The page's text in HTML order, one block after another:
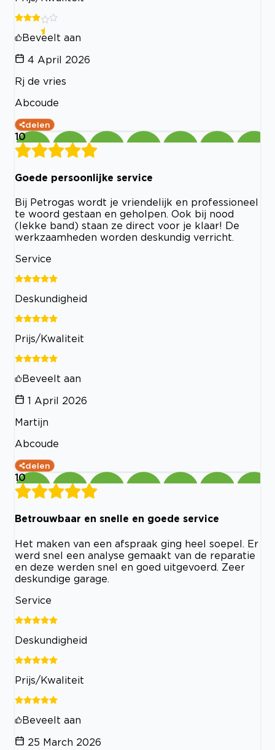
Beveelt aan
4 April 2026
Rj de vries
Abcoude
delen
10
Goede persoonlijke service
Bij Petrogas wordt je vriendelijk en professioneel
te woord gestaan en geholpen. Ook bij nood
(lekke band) staan ze direct voor je klaar! De
werkzaamheden worden deskundig verricht.
Service
Deskundigheid
Prijs/Kwaliteit
Beveelt aan
1 April 2026
Martijn
Abcoude
delen
10
Betrouwbaar en snelle en goede service
Het maken van een afspraak ging heel soepel. Er
werd snel een analyse gemaakt van de reparatie
en deze werden snel en goed uitgevoerd. Zeer
deskundige garage.
Service
Deskundigheid
Prijs/Kwaliteit
Beveelt aan
25 March 2026